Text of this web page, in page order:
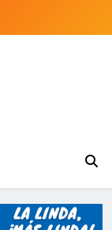
y el
horas